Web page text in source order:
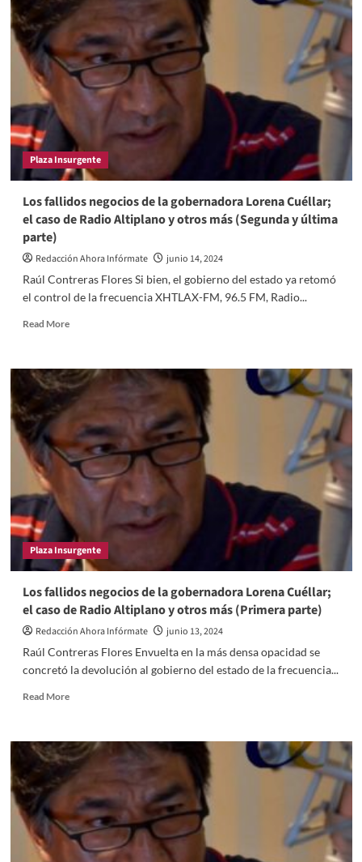
debacle
de
partidos
nacionales,
Alianza
Ciudadana
aumenta
su
presencia
en
Tlaxcala
Plaza Insurgente
Los fallidos negocios de la gobernadora Lorena Cuéllar;
el caso de Radio Altiplano y otros más (Segunda y última
parte)
Redacción Ahora Infórmate
junio 14, 2024
Raúl Contreras Flores Si bien, el gobierno del estado ya retomó
el control de la frecuencia XHTLAX-FM, 96.5 FM, Radio...
Read MoreRead
Los
fallidos
negocios
de
gobernadora
Lorena
Cuéllar;
de
Radio
Altiplano
y
más
(Segunda
y
parte)
Plaza Insurgente
Los fallidos negocios de la gobernadora Lorena Cuéllar;
el caso de Radio Altiplano y otros más (Primera parte)
Redacción Ahora Infórmate
junio 13, 2024
Raúl Contreras Flores Envuelta en la más densa opacidad se
concretó la devolución al gobierno del estado de la frecuencia...
Read MoreRead
Los
fallidos
negocios
de
gobernadora
Lorena
Cuéllar;